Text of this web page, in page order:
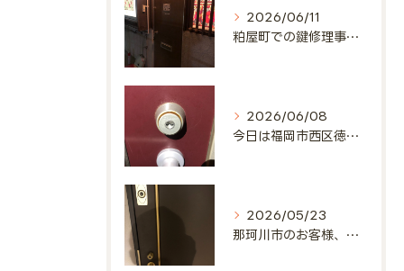
2026/06/11
粕屋町での鍵修理事例🔑
2026/06/08
今日は福岡市西区徳永北にお邪魔しました🔑
2026/05/23
那珂川市のお客様、ありがとうございました🔑